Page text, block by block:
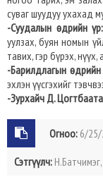
суваг шуудуу ухахад
-Суудалын өдрийн үр:
уулзах, буян номын
тавих, гэр бүрэх,
-Барилдлагын
эхлэн үүсгэхийг
-Зурхайч Д.
Огноо: 6/
Сэтгүүлч: